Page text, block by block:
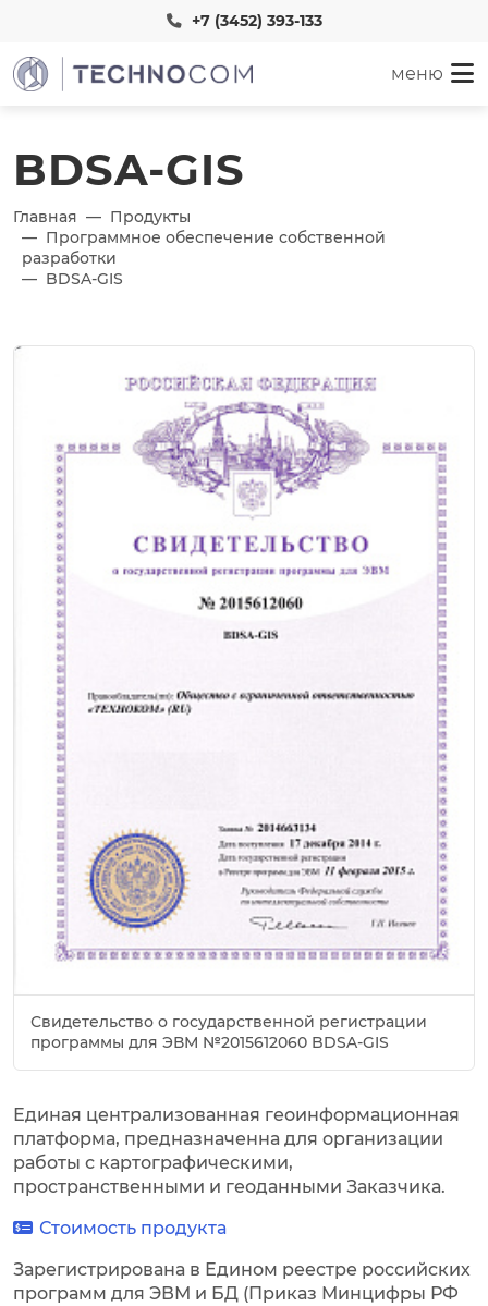
+7 (3452) 393-133
меню
BDSA-GIS
Главная
Продукты
Программное обеспечение собственной
разработки
BDSA-GIS
Свидетельство о государственной регистрации
программы для ЭВМ №2015612060 BDSA-GIS
Единая централизованная геоинформационная
платформа, предназначенна для организации
работы с картографическими,
пространственными и геоданными Заказчика.
Стоимость продукта
Зарегистрирована в Едином реестре российских
программ для ЭВМ и БД (Приказ Минцифры РФ